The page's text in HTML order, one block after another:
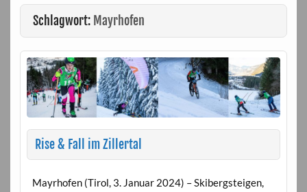
Schlagwort: Mayrhofen
Rise & Fall im Zillertal
Mayrhofen (Tirol, 3. Januar 2024) – Skibergsteigen,